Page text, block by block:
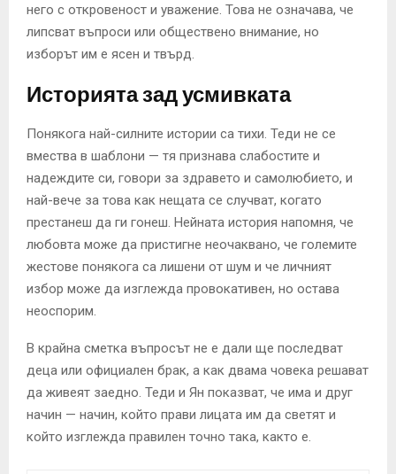
него с откровеност и уважение. Това не означава, че
липсват въпроси или обществено внимание, но
изборът им е ясен и твърд.
Историята зад усмивката
Понякога най-силните истории са тихи. Теди не се
вмества в шаблони — тя признава слабостите и
надеждите си, говори за здравето и самолюбието, и
най-вече за това как нещата се случват, когато
престанеш да ги гонеш. Нейната история напомня, че
любовта може да пристигне неочаквано, че големите
жестове понякога са лишени от шум и че личният
избор може да изглежда провокативен, но остава
неоспорим.
В крайна сметка въпросът не е дали ще последват
деца или официален брак, а как двама човека решават
да живеят заедно. Теди и Ян показват, че има и друг
начин — начин, който прави лицата им да светят и
който изглежда правилен точно така, както е.